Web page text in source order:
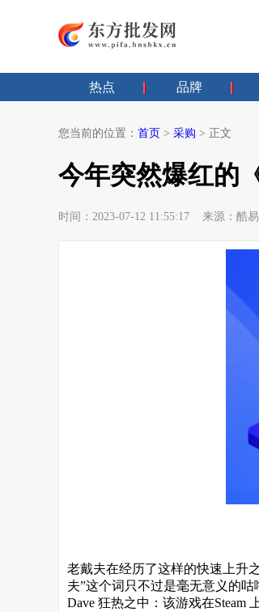
热点 品牌
您当前的位置： 首页 > 采购 > 正文
今年突然爆红的
时间：2023-07-12 11:55:17 来源：酷
老戴夫在经历了这样的快速上升
夫”这个词只不过是毫无意义的
Dave 狂热之中：该游戏在Steam